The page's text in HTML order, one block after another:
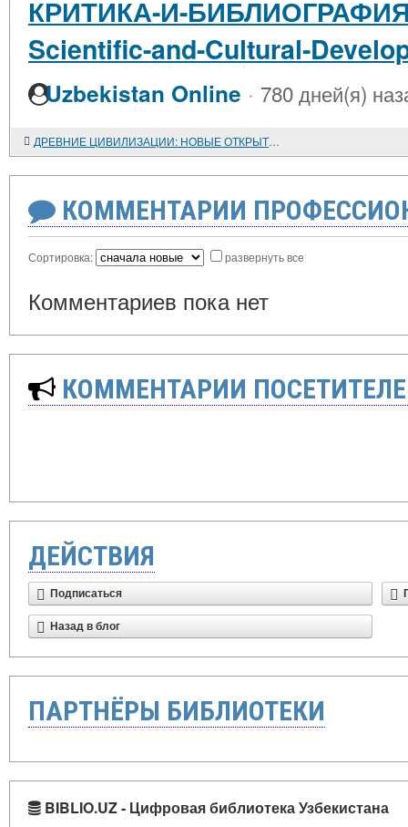
КРИТИКА-И-
Scientific-and-Cultural-
Uzbekistan Online · 780 дней(я)
ДРЕВНИЕ ЦИВИЛИЗАЦИИ: НОВЫЕ ОТКРЫТИЯ. РОССИЙСКАЯ АРХЕОЛОГИЧЕСКАЯ ЭКСПЕДИЦИЯ В ГИЗЕ. СЕЗОНЫ 1996-1998 гг. (Предварительные результаты)
КОММЕНТАРИИ
Сортировка: развернуть все
Комментариев пока нет
КОММЕНТАРИИ
ДЕЙСТВИЯ
Подписаться
Назад в блог
ПАРТНЁРЫ БИБЛИОТЕКИ
BIBLIO.UZ - Цифровая библиотека Узбекистана